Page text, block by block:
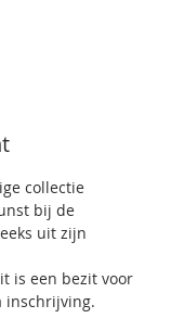
collectie
bij de
uit zijn
is een bezit voor
inschrijving.